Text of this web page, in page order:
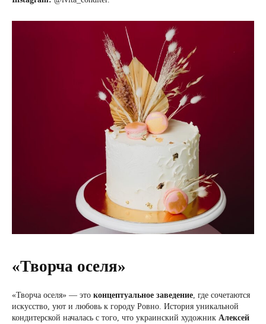
«Творча оселя»
«Творча оселя» — это концептуальное заведение, где сочетаются
искусство, уют и любовь к городу Ровно. История уникальной
кондитерской началась с того, что украинский художник Алексей